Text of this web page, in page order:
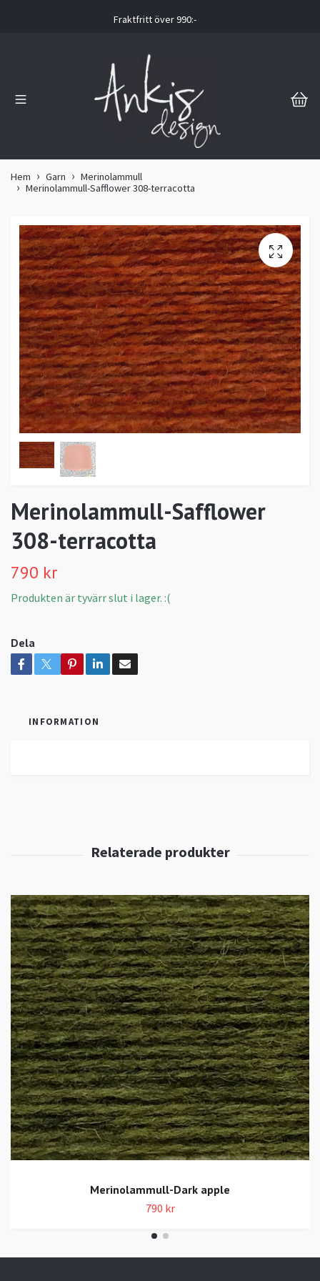
Fraktfritt över 990:-
Hem Garn
Merinolammull
Merinolammull-Safflower 308-terracotta
Merinolammull-Safflower
308-terracotta
790 kr
Produkten är tyvärr slut i lager. :(
Dela
INFORMATION
Merinolammull-Dark apple
790 kr